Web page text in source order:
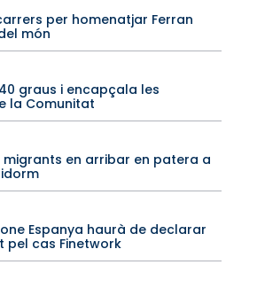
per homenatjar Ferran
món
graus i encapçala les
la Comunitat
en arribar en patera a
Espanya haurà de declarar
pel cas Finetwork